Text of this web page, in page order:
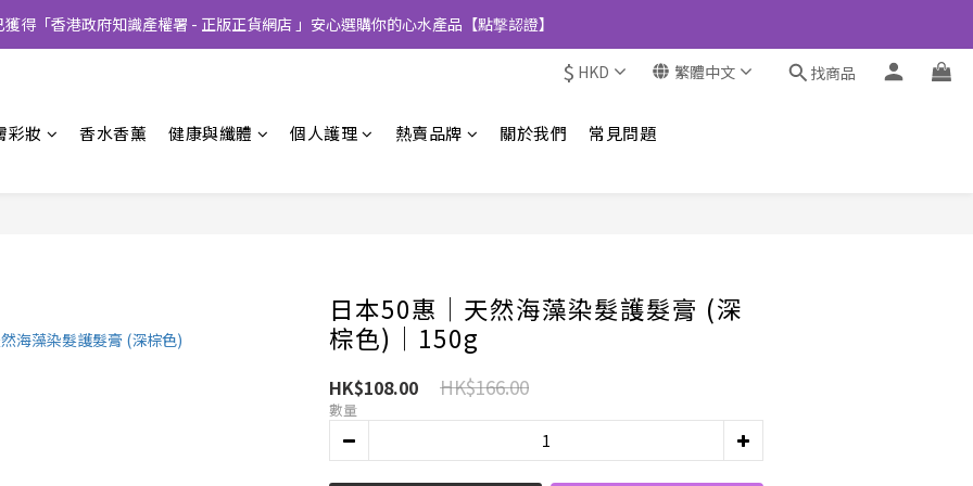
獲得「香港政府知識產權署 - 正版正貨網店 」安心選購你的心水產品【點撃認證】
$ HKD 繁體中文 找商品
彩妝 香水香薰 健康與纖體 個人護理 熱賣品牌 關於我們 常見問題
日本50惠│天然海藻染髮護髮膏 (深
棕色)│150g
HK$108.00 HK$166.00
數量